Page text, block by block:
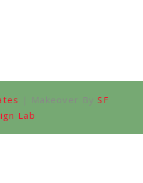
| Makeover BySF
Lab